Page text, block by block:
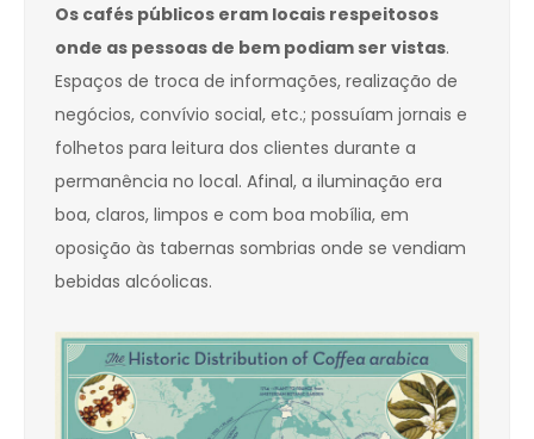
Os cafés públicos eram locais respeitosos
onde as pessoas de bem podiam ser vistas.
Espaços de troca de informações, realização de
negócios, convívio social, etc.; possuíam jornais e
folhetos para leitura dos clientes durante a
permanência no local. Afinal, a iluminação era
boa, claros, limpos e com boa mobília, em
oposição às tabernas sombrias onde se vendiam
bebidas alcóolicas.